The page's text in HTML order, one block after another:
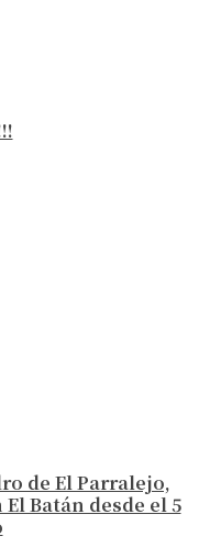
de El Parralejo,
Batán desde el 5